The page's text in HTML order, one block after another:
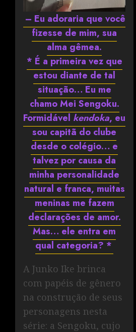
– Eu adoraria que você
fizesse de mim, sua
alma gêmea.
* É a primeira vez que
estou diante de tal
situação… Eu me
chamo Mei Sengoku.
Formidável kendoka, eu
sou capitã do clube
desde o colégio… e
talvez por causa da
minha personalidade
natural e franca, muitas
meninas me fazem
declarações de amor.
Mas… ele entra em
qual categoria? *
A Junko Ike brinca
com papéis de gênero
na construção de seus
personagens nesta
série: a Sengoku, cujo